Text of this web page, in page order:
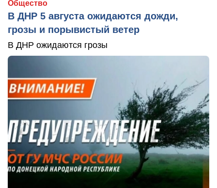
Общество
В ДНР 5 августа ожидаются дожди,
грозы и порывистый ветер
В ДНР ожидаются грозы